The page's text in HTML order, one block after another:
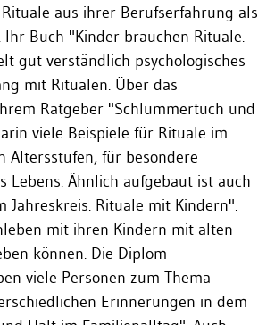
aus ihrer Berufserfahrung als
Buch "Kinder brauchen Rituale.
gut verständlich psychologisches
mit Ritualen. Über das
Ratgeber "Schlummertuch und
viele Beispiele für Rituale im
Altersstufen, für besondere
Lebens. Ähnlich aufgebaut ist auch
Jahreskreis. Rituale mit Kindern".
mit ihren Kindern mit alten
können. Die Diplom-
viele Personen zum Thema
Erinnerungen in dem